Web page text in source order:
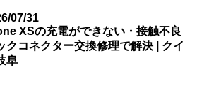
07/31
XSの充電ができない・接触不良
クコネクター交換修理で解決 | クイ
阜